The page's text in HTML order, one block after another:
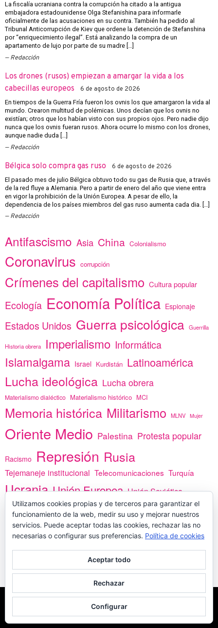
La fiscalía ucraniana contra la corrupción ha citado a la antigua
embajadora estadounidense Olga Stefanishina para informarle
oficialmente de las acusaciones en su contra. También ha pedido al
Tribunal Anticorrupción de Kiev que ordene la detención de Stefanshina
por “enriquecimiento ilegal”. Está analizando la compra de un
apartamento de lujo por parte de su madre […]
Redacción
Los drones (rusos) empiezan a amargar la vida a los
cabecillas europeos
6 de agosto de 2026
En tiempos de la Guerra Fría fueron los ovnis los que amargaron la vida al
mundo. Crearon multitud de polémicas. Unos decían que los ovnis no
existían; otros que los habían visto con sus propios ojos. Pero nadie dijo
nunca que los ovnis fueran rusos. Ahora ocurre lo mismo con los drones,
aunque nadie duda […]
Redacción
Bélgica solo compra gas ruso 6 de agosto de 2026
El pasado mes de julio Bélgica obtuvo todo su gas de Rusia que, a través
de la red fluye a Alemania. Pero a partir de enero del año que viene entra
en vigor la prohibición de la Unión Europea. A pesar de ello, la
dependencia de los países miembros del gas ruso aumenta cada dia. […]
Redacción
Antifascismo Asia China Colonialismo
Coronavirus corrupción
Crímenes del capitalismo Cultura popular
Ecología Economía Política Espionaje
Estados Unidos Guerra psicológica Guerrilla
Historia obrera Imperialismo Informática
Islamalgama Israel Kurdistán Latinoamérica
Lucha ideológica Lucha obrera
Materialismo dialéctico Materialismo histórico MCI
Memoria histórica Militarismo MLNV Mujer
Oriente Medio Palestina Protesta popular
Racismo Represión Rusia
Tejemaneje institucional Telecomunicaciones Turquía
Ucrania Unión Europea Unión Soviética
vacunas Yemen África
PREGÚNTANOS
MADE WITH
PORWPLOOK THEMES
Utilizamos cookies propias y de terceros para garantizar el
funcionamiento de la web, medir su uso y mejorar nuestros
servicios. Puede aceptar todas las cookies, rechazar las no
necesarias o configurar sus preferencias. Política de cookies
Aceptar todo
Rechazar
Configurar